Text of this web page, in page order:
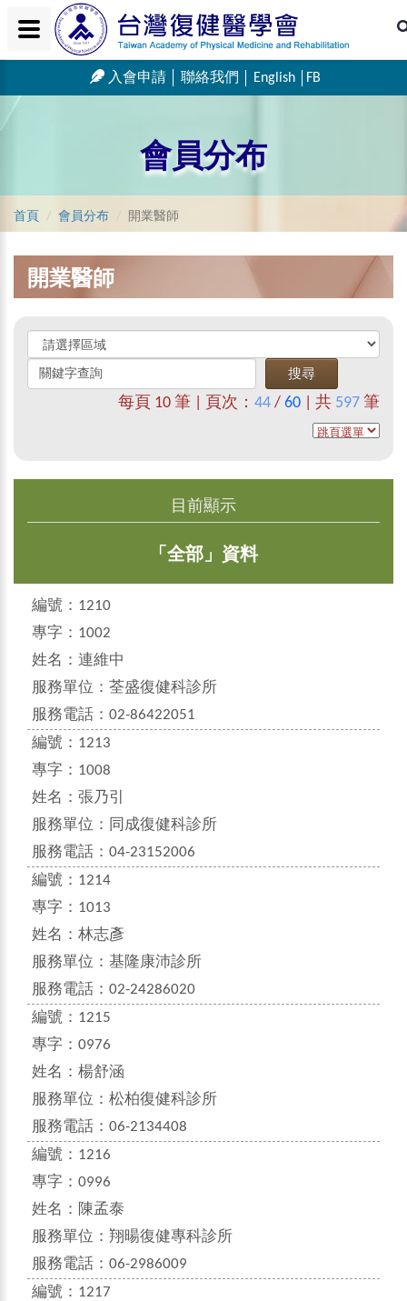
入會申請 聯絡我們 English FB
會員分布
首頁 會員分布 開業醫師
開業醫師
每頁 10 筆 | 頁次： 44 / 60 | 共 597 筆
目前顯示
「全部」資料
編號： 1210
專字： 1002
姓名： 連維中
服務單位： 荃盛復健科診所
服務電話： 02-86422051
編號： 1213
專字： 1008
姓名： 張乃引
服務單位：
同成復健科診所
服務電話： 04-23152006
編號： 1214
專字： 1013
姓名： 林志彥
服務單位： 基隆康沛診所
服務電話： 02-24286020
編號： 1215
專字： 0976
姓名： 楊舒涵
服務單位： 松柏復健科診所
服務電話： 06-2134408
編號： 1216
專字： 0996
姓名： 陳孟泰
服務單位： 翔暘復健專科診所
服務電話： 06-2986009
編號： 1217